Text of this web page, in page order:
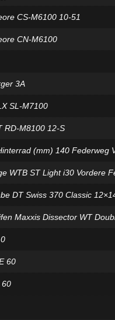
CS-M6100 10-51
CN-M6100
3A
SL-M7100
RD-M8100 12-S
(mm) 140 Federweg
WTB ST Light i30 Vordere
DT Swiss 370 Classic
Maxxis Dissector WT
60
60